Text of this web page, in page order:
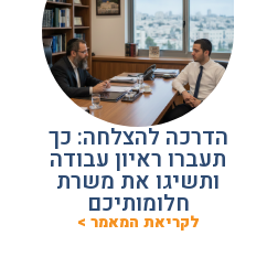
הדרכה להצלחה: כך
תעברו ראיון עבודה
ותשיגו את משרת
חלומותיכם
לקריאת המאמר >